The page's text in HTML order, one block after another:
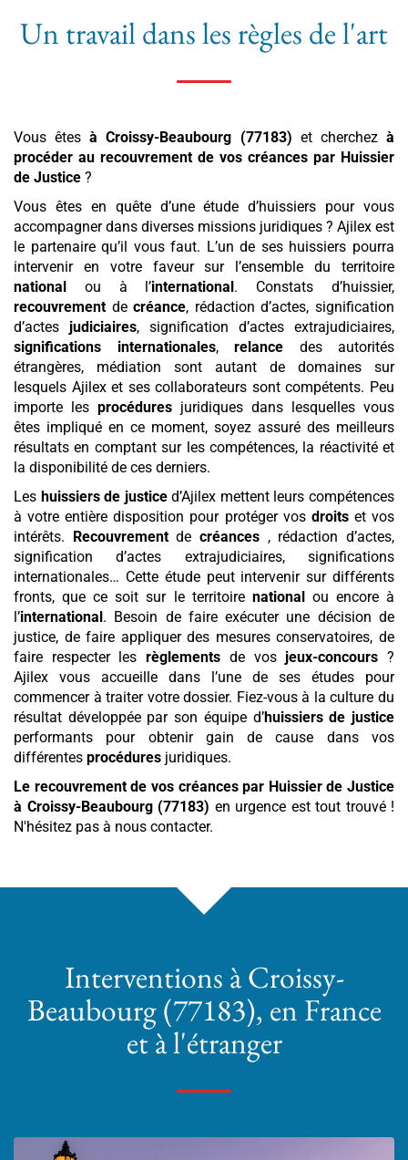
Un travail dans les règles de l'art
Vous êtesà Croissy-Beaubourg (77183) et cherchez à
procéder au recouvrement de vos créances par Huissier
de Justice ?
Vous êtes en quête d’une étude d’huissiers pour vous
accompagner dans diverses missions juridiques ? Ajilex est
le partenaire qu’il vous faut. L’un de ses huissiers pourra
intervenir en votre faveur sur l’ensemble du territoire
national
ou à l’international . Constats d’huissier,
recouvrement decréance, rédaction d’actes, signification
d’actes judiciaires, signification d’actes extrajudiciaires,
significations internationales, relance des autorités
étrangères, médiation sont autant de domaines sur
lesquels Ajilex et ses collaborateurs sont compétents. Peu
importe les procédures juridiques dans lesquelles vous
êtes impliqué en ce moment, soyez assuré des meilleurs
résultats en comptant sur les compétences, la réactivité et
la disponibilité de ces derniers.
Les huissiers de justiced’Ajilex mettent leurs compétences
à votre entière disposition pour protéger vos droitset vos
intérêts.
Recouvrementdecréances , rédaction d’actes,
signification d’actes extrajudiciaires, significations
internationales… Cette étude peut intervenir sur différents
fronts, que ce soit sur le territoire national
ou encore à
l’international . Besoin de faire exécuter une décision de
justice, de faire appliquer des mesures conservatoires, de
faire respecter lesrèglements de vos jeux-concours ?
Ajilex vous accueille dans l’une de ses études pour
commencer à traiter votre dossier. Fiez-vous à la culture du
résultat développée par son équipe d’huissiers de justice
performants pour obtenir gain de cause dans vos
différentes procédures juridiques.
Le recouvrement de vos créances par Huissier de Justice
à Croissy-Beaubourg (77183) en urgence est tout trouvé !
N'hésitez pas à nous contacter.
Interventions à Croissy-
Beaubourg (77183), en France
et à l'étranger